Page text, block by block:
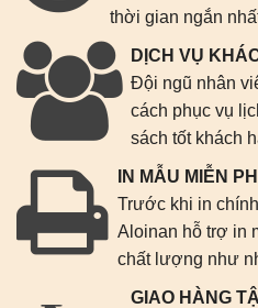
thời gian ngắn
DỊCH VỤ
Đội ngũ nhân
cách phục vụ
sách tốt khách
IN MẪU MIỄN PHÍ
Trước khi in
Aloinan hỗ trợ in
chất lượng như
GIAO HÀNG